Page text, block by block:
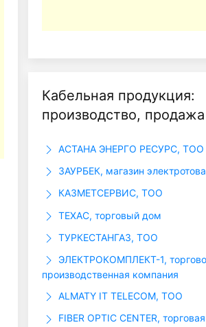
Кабельная продукция:
производство, продажа
АСТАНА ЭНЕРГО РЕСУРС, ТОО
ЗАУРБЕК, магазин
КАЗМЕТСЕРВИС, ТОО
ТЕХАС, торговый дом
ТУРКЕСТАНГАЗ, ТОО
ЭЛЕКТРОКОМПЛЕКТ-1,
производственная компания
ALMATY IT TELECOM, ТОО
FIBER OPTIC CENTER,